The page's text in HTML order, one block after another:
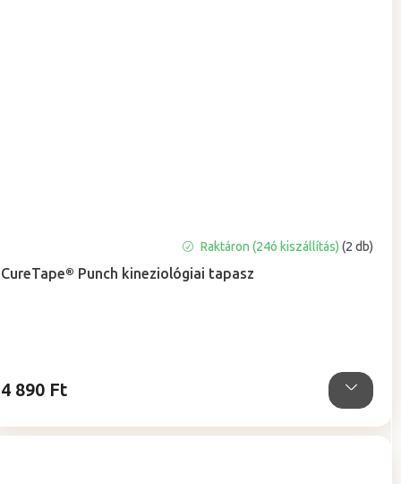
CureTape® Punch kineziológiai tapasz
átlagos
Raktáron (24ó kiszállítás)(2 db)
4 890 Ft